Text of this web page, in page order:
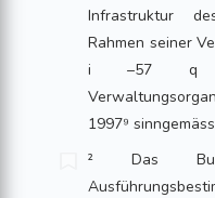
Infrastruktur
Rahmen seiner
i –57 q
1997⁹
² Das